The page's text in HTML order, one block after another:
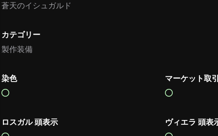
蒼天のイシュガルド
カテゴリー
製作装備
染色 マーケット取
ロスガル 頭表示 ヴィエラ 頭表